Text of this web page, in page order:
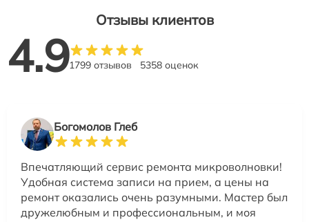
Отзывы клиентов
4.91799 отзывов 5358 оценок
Богомолов Глеб
Впечатляющий сервис ремонта микроволновки!
Удобная система записи на прием, а цены на
ремонт оказались очень разумными. Мастер был
дружелюбным и профессиональным, и моя